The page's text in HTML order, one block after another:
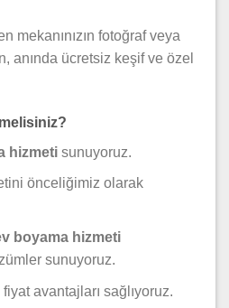
mekanınızın fotoğraf veya
anında ücretsiz keşif ve özel
hizmetisunuyoruz.
önceliğimiz olarak
boyama hizmeti
sunuyoruz.
avantajları sağlıyoruz.